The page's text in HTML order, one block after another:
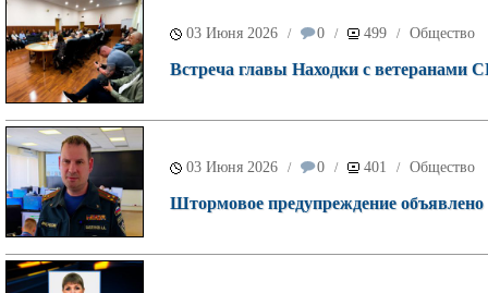
03 Июня 2026 / 0 / 499 / Общество
Встреча главы Находки с ветеранами
03 Июня 2026 / 0 / 401 / Общество
Штормовое предупреждение